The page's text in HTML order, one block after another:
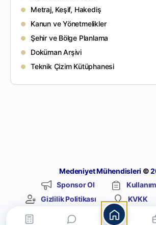
Metraj, Keşif, Hakediş
Kanun ve Yönetmelikler
Şehir ve Bölge Planlama
Doküman Arşivi
Teknik Çizim Kütüphanesi
Medeniyet Mühendisleri ©
Sponsor Ol
Gizlilik Politikası
KVKK